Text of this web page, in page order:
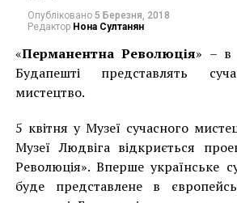
Опубліковано 5 Березня, 2018
Редактор Нона Султанян
«Перманентна Революція» – в
Будапешті представлять
мистецтво.
5 квітня у Музеї сучасного
Музеї Людвіга відкриється
Революція». Вперше українське
буде представленe в